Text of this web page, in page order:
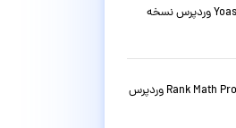
افزونه فارسی سئو Yoast SEO Premium وردپرس نسخه
دانلود افزونه سئو حرفه ای رنک مث Rank Math Pro وردپرس